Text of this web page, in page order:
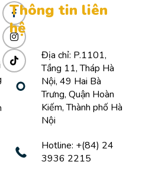
Thông tin liên
hệ
Địa chỉ: P.1101,
Tầng 11, Tháp Hà
Nội, 49 Hai Bà
Trưng, Quận Hoàn
Kiếm, Thành phố Hà
Nội
Hotline: +(84) 24
3936 2215